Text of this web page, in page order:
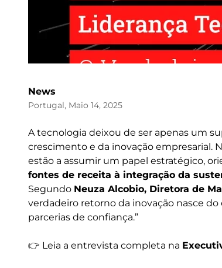
News
Portugal, Maio 14, 2025
A tecnologia deixou de ser apenas um
crescimento e da inovação empresarial.
estão a assumir um papel estratégico,
fontes de receita à integração da
Segundo Neuza Alcobio, Diretora de
verdadeiro retorno da inovação nasce
parcerias de confiança.”
👉 Leia a entrevista completa na